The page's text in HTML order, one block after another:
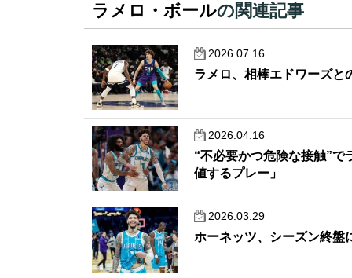
ラメロ・ボールの関連記事
2026.07.16
ラメロ、相棒エドワーズと
2026.04.16
“不必要かつ危険な接触”
値するプレー」
2026.03.29
ホーネッツ、シーズン終